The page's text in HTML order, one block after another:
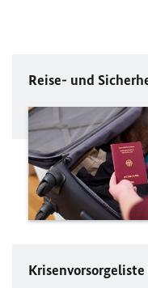
Reise- und
Krisenvorsorgeliste